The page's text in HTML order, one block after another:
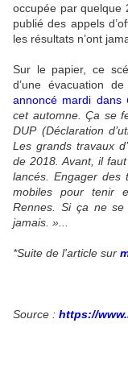
occupée par quelque
publié des appels
les résultats n’ont
Sur le papier, ce
d’une évacuation
annoncé mardi dans
cet automne. Ça se
DUP (Déclaration
Les grands travaux
de 2018. Avant, il
lancés. Engager des
mobiles pour tenir
Rennes. Si ça ne
jamais. »...
*Suite de l'article sur
Source : https://